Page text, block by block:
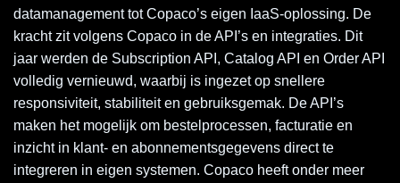
datamanagement tot Copaco’s eigen IaaS-oplossing. De
kracht zit volgens Copaco in de API’s en integraties. Dit
jaar werden de Subscription API, Catalog API en Order API
volledig vernieuwd, waarbij is ingezet op snellere
responsiviteit, stabiliteit en gebruiksgemak. De API’s
maken het mogelijk om bestelprocessen, facturatie en
inzicht in klant- en abonnementsgegevens direct te
integreren in eigen systemen. Copaco heeft onder meer